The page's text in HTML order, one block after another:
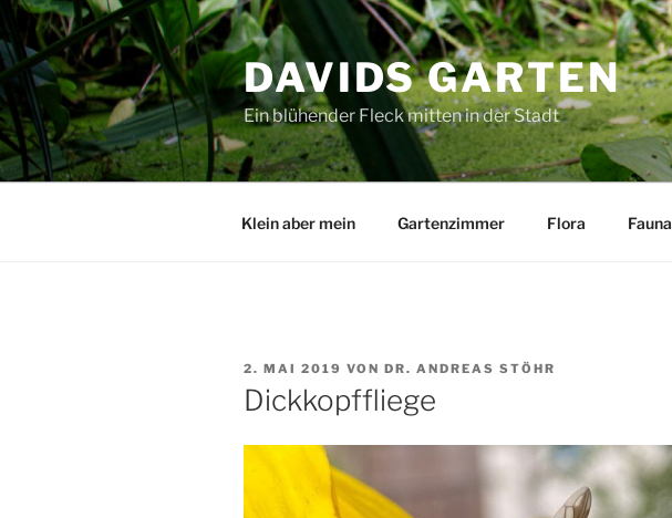
Zum
Inhalt
springen
DAVIDS GARTEN
Ein blühender Fleck mitten in der Stadt
Klein aber mein Gartenzimmer Flora Fauna
VERÖFFENTLICHT
AM
2. MAI 2019 VON DR. ANDREAS STÖHR
Dickkopffliege